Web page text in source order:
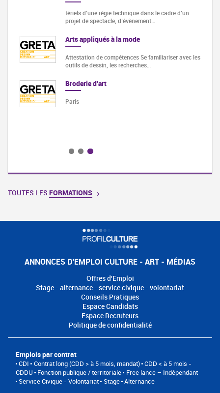
tériels d’une régie technique dans le cadre d’un
projet de spectacle, d’évènement…
Arts appliqués à la mode
Attestation de compétences Se familiariser avec les
outils de dessin, les recherches…
Broderie d'art
Paris
TOUTES LES FORMATIONS
ANNONCES D'EMPLOI CULTURE - ART - MÉDIAS
Offres d'Emploi
Stage - alternance - service civique - volontariat
Conseils Pratiques
Espace Candidats
Espace Recruteurs
Politique de confidentialité
Emplois par contrat
CDI Contrat long (CDD > à 5 mois, mandat) CDD < à 5 mois -
CDDU
Fonction publique / territoriale
Free lance – Indépendant
Service Civique - Volontariat
Stage Alternance